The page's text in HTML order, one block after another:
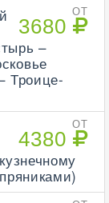
ОТ
3680
–
Троице-
ОТ
4380